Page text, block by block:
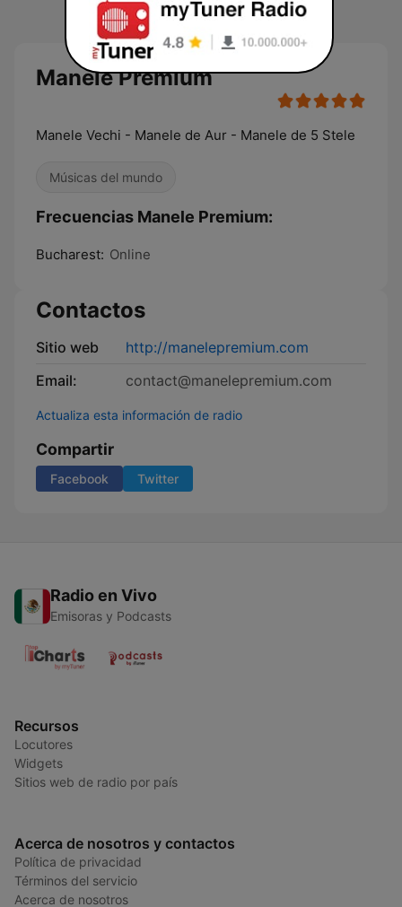
Manele Premium
Manele Vechi - Manele de Aur - Manele de 5 Stele
Músicas del mundo
Frecuencias Manele Premium:
Bucharest: Online
Contactos
Sitio web
http://manelepremium.com
Email:
contact@manelepremium.com
Actualiza esta información de radio
Compartir
Facebook Twitter
Radio en Vivo
Emisoras y Podcasts
Recursos
Locutores
Widgets
Sitios web de radio por país
Acerca de nosotros y contactos
Política de privacidad
Términos del servicio
Acerca de nosotros